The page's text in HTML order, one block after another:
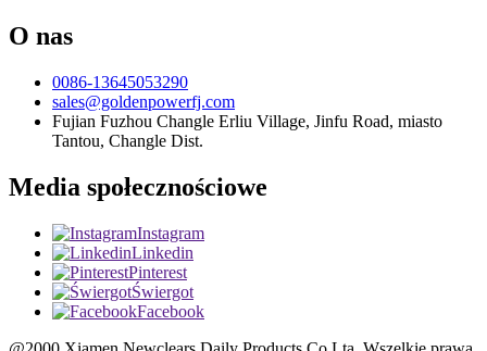
O nas
0086-13645053290
sales@goldenpowerfj.com
Fujian Fuzhou Changle Erliu Village, Jinfu Road, miasto
Tantou, Changle Dist.
Media społecznościowe
Instagram
Linkedin
Pinterest
Świergot
Facebook